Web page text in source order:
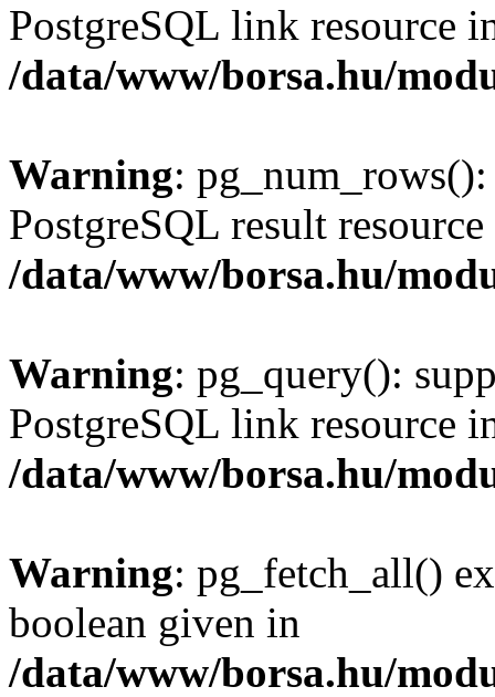
PostgreSQL link resource
/data/www/borsa.hu/
Warning:
PostgreSQL result
/data/www/borsa.hu/
Warning: pg_query():
PostgreSQL link resource
/data/www/borsa.hu/
Warning: pg_fetch_all()
boolean given in
/data/www/borsa.hu/